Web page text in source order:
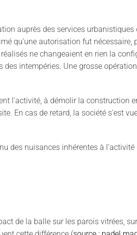
auprès des services urbanistiques
qu'une autorisation fut nécessaire,
ne changeaient en rien la
intempéries. Une grosse
l'activité, à démolir la construction
En cas de retard, la société s'est
des nuisances inhérentes à l’activité
de la balle sur les parois vitrées,